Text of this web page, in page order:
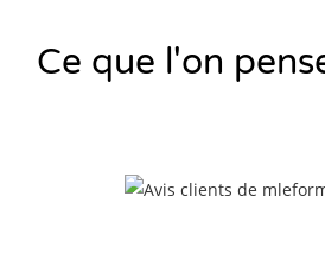
Ce que l'on